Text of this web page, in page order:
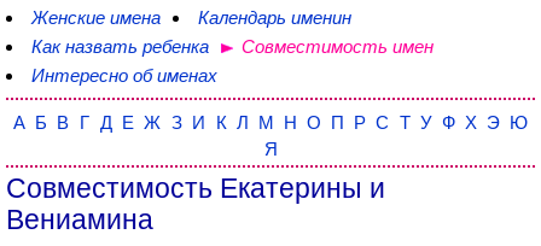
Женские имена
Календарь именин
Как назвать ребенка
Совместимость имен
Интересно об именах
А Б В Г Д Е Ж З И К Л М Н О П Р С Т У Ф Х Э Ю
Я
Совместимость Екатерины и
Вениамина